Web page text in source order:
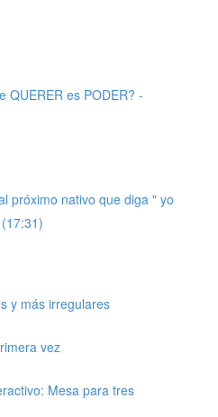
QUERER es PODER? -
próximo nativo que diga " yo
y más irregulares
vez
Mesa para tres